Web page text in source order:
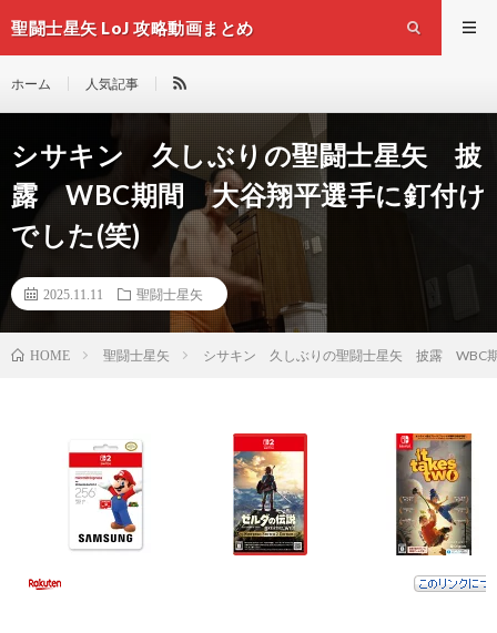
聖闘士星矢 LoJ 攻略動画まとめ
ホーム 人気記事
シサキン 久しぶりの聖闘士星矢 披
露 WBC期間 大谷翔平選手に釘付け
でした(笑)
2025.11.11 聖闘士星矢
HOME 聖闘士星矢 シサキン 久しぶりの聖闘士星矢 披露 WBC